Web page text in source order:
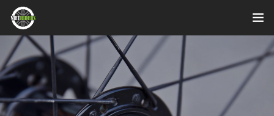
Home
Videos